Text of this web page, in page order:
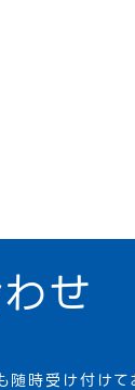
せ
随時受け付けて